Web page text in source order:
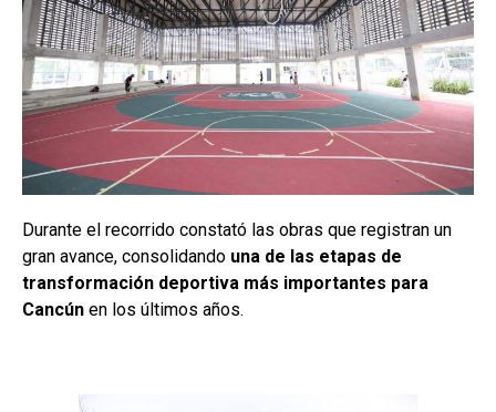
Durante el recorrido constató las obras que registran un
gran avance, consolidando una de las etapas de
transformación deportiva más importantes para
Cancún en los últimos años.